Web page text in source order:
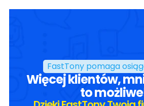
FastTony pomaga
Więcej klientów,
to